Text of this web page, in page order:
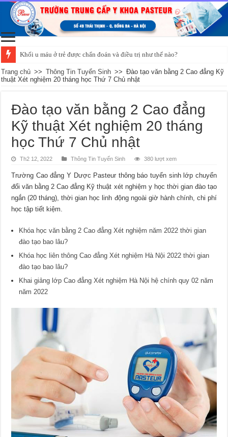
Khối u máu ở trẻ được chẩn đoán và điều trị như thế nào?
Trang chủ >> Thông Tin Tuyển Sinh >> Đào tạo văn bằng 2 Cao đẳng Kỹ
thuật Xét nghiệm 20 tháng học Thứ 7 Chủ nhật
Đào tạo văn bằng 2 Cao đẳng
Kỹ thuật Xét nghiệm 20 tháng
học Thứ 7 Chủ nhật
Th2 12, 2022 Thông Tin Tuyển Sinh 380 lượt xem
Trường Cao đẳng Y Dược Pasteur thông báo tuyển sinh lớp chuyển
đổi văn bằng 2 Cao đẳng Kỹ thuật xét nghiệm y học thời gian đào tạo
ngắn (20 tháng), thời gian học linh động ngoài giờ hành chính, chi phí
học tập tiết kiệm.
Khóa học văn bằng 2 Cao đẳng Xét nghiệm năm 2022 thời gian
đào tạo bao lâu?
Khóa học liên thông Cao đẳng Xét nghiệm Hà Nội 2022 thời gian
đào tạo bao lâu?
Khai giảng lớp Cao đẳng Xét nghiệm Hà Nội hệ chính quy 02 năm
năm 2022